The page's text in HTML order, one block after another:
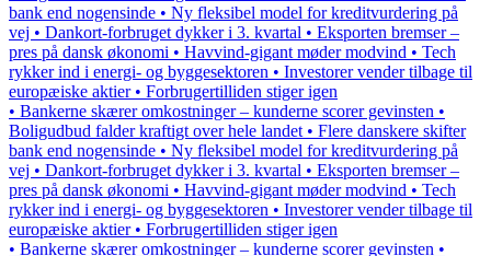
bank end nogensinde • Ny fleksibel model for kreditvurdering på
vej • Dankort-forbruget dykker i 3. kvartal • Eksporten bremser –
pres på dansk økonomi • Havvind-gigant møder modvind • Tech
rykker ind i energi- og byggesektoren • Investorer vender tilbage til
europæiske aktier • Forbrugertilliden stiger igen
• Bankerne skærer omkostninger – kunderne scorer gevinsten •
Boligudbud falder kraftigt over hele landet • Flere danskere skifter
bank end nogensinde • Ny fleksibel model for kreditvurdering på
vej • Dankort-forbruget dykker i 3. kvartal • Eksporten bremser –
pres på dansk økonomi • Havvind-gigant møder modvind • Tech
rykker ind i energi- og byggesektoren • Investorer vender tilbage til
europæiske aktier • Forbrugertilliden stiger igen
• Bankerne skærer omkostninger – kunderne scorer gevinsten •